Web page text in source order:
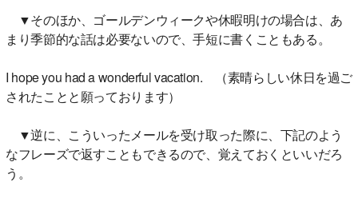
▼そのほか、ゴールデンウィークや休暇明けの場合は、あ
まり季節的な話は必要ないので、手短に書くこともある。
I hope you had a wonderful vacation. （素晴らしい休日を過ご
されたことと願っております）
▼逆に、こういったメールを受け取った際に、下記のよう
なフレーズで返すこともできるので、覚えておくといいだろ
う。